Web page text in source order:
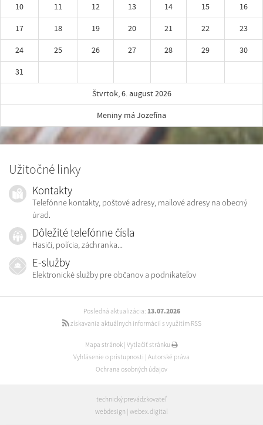
10
11 12 13 14 15
16
17
18 19 20 21 22
23
24
25 26 27 28 29
30
31
Štvrtok, 6. august 2026
Meniny má Jozefína
Užitočné linky
Kontakty
Telefónne kontakty, poštové adresy, mailové adresy na obecný
úrad.
Dôležité telefónne čísla
Hasiči, polícia, záchranka...
E-služby
Elektronické služby pre občanov a podnikateľov
Posledná aktualizácia: 13.07.2026
získavania aktuálnych informácií s využitím RSS
Mapa stránok | Vytlačiť stránku
Vyhlásenie o prístupnosti | Autorské práva
Ochrana osobných údajov
technický prevádzkovateľ
webdesign | webex.digital